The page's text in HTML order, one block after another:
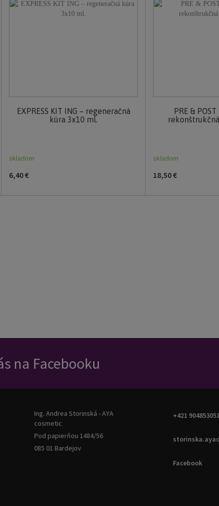
EXPRESS KIT ING – regeneračná
kúra 3x10 ml.
skladom
6,40 €
PRE &
skladom
18,50 €
na Facebooku
Ing. Andrea Storinská - AYA
cosmetic
Pod papierňou 1484/56
085 01 Bardejov
+421 904853051
Facebook